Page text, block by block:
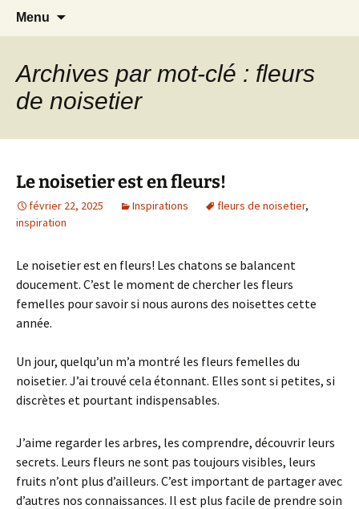
Allerfilsetcrayons
Le blog de Sophie A
Menu
Archives par mot-clé : fleurs
de noisetier
Le noisetier est en fleurs!
février 22, 2025 Inspirations fleurs de noisetier,
inspiration
Le noisetier est en fleurs! Les chatons se balancent
doucement. C’est le moment de chercher les fleurs
femelles pour savoir si nous aurons des noisettes cette
année.
Un jour, quelqu’un m’a montré les fleurs femelles du
noisetier. J’ai trouvé cela étonnant. Elles sont si petites, si
discrètes et pourtant indispensables.
J’aime regarder les arbres, les comprendre, découvrir leurs
secrets. Leurs fleurs ne sont pas toujours visibles, leurs
fruits n’ont plus d’ailleurs. C’est important de partager avec
d’autres nos connaissances. Il est plus facile de prendre soin